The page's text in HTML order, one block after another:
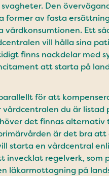
Den
av fasta
Ett
vill hålla sina
finns nackdelar med
att starta på
för att
du är listad
det finnas alternativ
är det bra
starta en vårdcentral
regelverk, som
läkarmottagning på